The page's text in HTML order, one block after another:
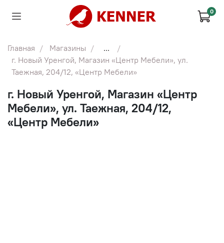
0
Главная Магазины
...
г. Новый Уренгой, Магазин «Центр Мебели», ул.
Таежная, 204/12, «Центр Мебели»
г. Новый Уренгой, Магазин «Центр
Мебели», ул. Таежная, 204/12,
«Центр Мебели»